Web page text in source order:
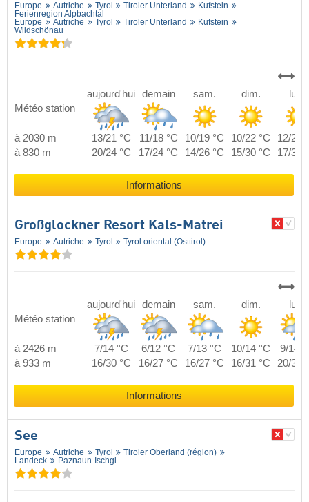
Europe Autriche Tyrol Tiroler Unterland
Kufstein
Ferienregion Alpbachtal
Europe
Autriche Tyrol Tiroler Unterland
Kufstein
Wildschönau
Météo station
aujourd'hui demain sam. dim. lun.
à 2030 m 13/21 °C 11/18 °C 10/19 °C 10/22 °C
12/22
à 830 m
20/24 °C 17/24 °C 14/26 °C 15/30 °C 17/30
Informations
Großglockner Resort Kals-Matrei
Europe Autriche Tyrol Tyrol oriental (Osttirol)
Météo station
aujourd'hui demain sam. dim. lun.
à 2426 m 7/14 °C 6/12 °C 7/13 °C 10/14 °C
9/14
à 933 m
16/30 °C 16/27 °C 16/27 °C 16/31 °C 20/30
Informations
See
Europe Autriche Tyrol
Tiroler Oberland (région)
Landeck
Paznaun-Ischgl